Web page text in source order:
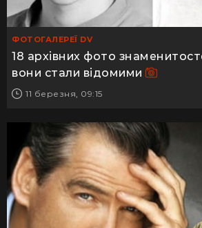
ФОТОГАЛЕРЕЇ DV
18 архівних фото
вони стали відомими
11 березня, 09:15